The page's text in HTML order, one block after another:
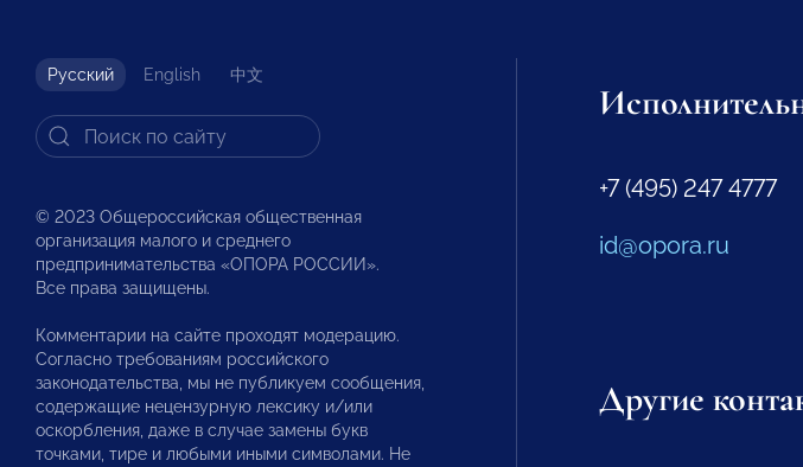
Русский English 中文
© 2023 Общероссийская общественная
организация малого и среднего
предпринимательства «ОПОРА РОССИИ».
Все права защищены.
Комментарии на сайте проходят модерацию.
Согласно требованиям российского
законодательства, мы не публикуем сообщения,
содержащие нецензурную лексику и/или
оскорбления, даже в случае замены букв
точками, тире и любыми иными символами. Не
+7 (495) 247 4777
id@opora.ru
Другие